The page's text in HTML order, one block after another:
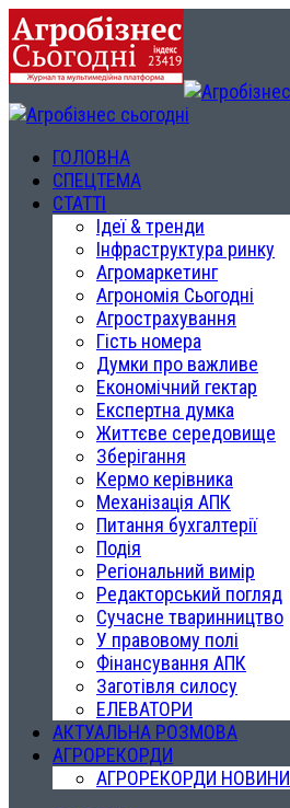
ГОЛОВНА
СПЕЦТЕМА
СТАТТІ
Ідеї & тренди
Інфраструктура ринку
Агромаркетинг
Агрономія Сьогодні
Агрострахування
Гість номера
Думки про важливе
Економічний гектар
Експертна думка
Життєве середовище
Зберігання
Кермо керівника
Механізація АПК
Питання бухгалтерії
Подія
Регіональний вимір
Редакторський погляд
Сучасне тваринництво
У правовому полі
Фінансування АПК
Заготівля силосу
ЕЛЕВАТОРИ
АКТУАЛЬНА РОЗМОВА
АГРОРЕКОРДИ
АГРОРЕКОРДИ НОВИНИ